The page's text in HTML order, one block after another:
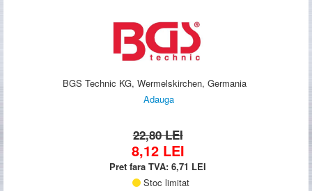
BGS Technic KG, Wermelskirchen, Germania
Adauga
22,80 LEI
8,12 LEI
Pret fara TVA:6,71 LEI
Stoc limitat